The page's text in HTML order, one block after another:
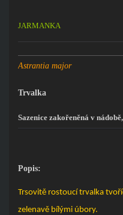
JARMANKA
Astrantia major
Trvalka
Sazenice zakořeněná v
Popis:
Trsovitě rostoucí trvalka
zelenavě bílými úbory.